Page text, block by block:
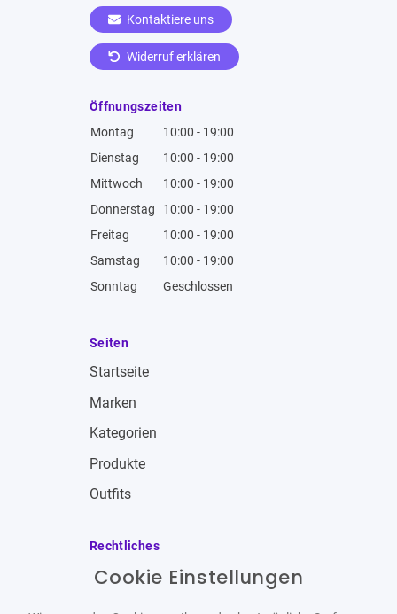
Kontaktiere uns
Widerruf erklären
Öffnungszeiten
Montag
10:00 - 19:00
Dienstag
10:00 - 19:00
Mittwoch
10:00 - 19:00
Donnerstag
10:00 - 19:00
Freitag
10:00 - 19:00
Samstag
10:00 - 19:00
Sonntag
Geschlossen
Seiten
Startseite
Marken
Kategorien
Produkte
Outfits
Rechtliches
Impressum
Cookie Einstellungen